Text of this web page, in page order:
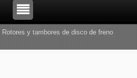
Rotores y tambores de disco de freno